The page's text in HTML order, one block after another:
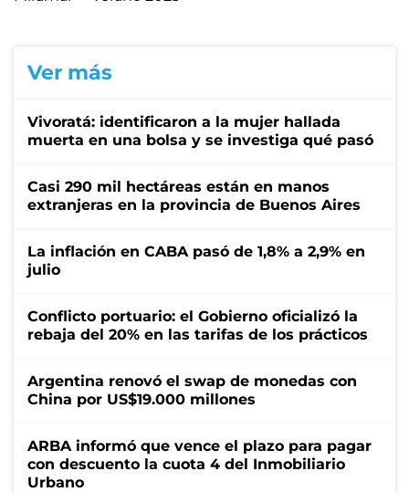
Ver más
Vivoratá: identificaron a la mujer hallada
muerta en una bolsa y se investiga qué pasó
Casi 290 mil hectáreas están en manos
extranjeras en la provincia de Buenos Aires
La inflación en CABA pasó de 1,8% a 2,9% en
julio
Conflicto portuario: el Gobierno oficializó la
rebaja del 20% en las tarifas de los prácticos
Argentina renovó el swap de monedas con
China por US$19.000 millones
ARBA informó que vence el plazo para pagar
con descuento la cuota 4 del Inmobiliario
Urbano